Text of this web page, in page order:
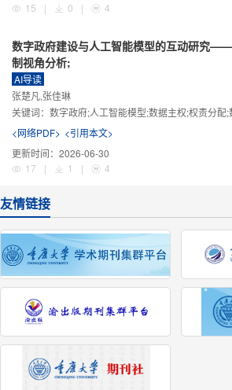
15
| 0 | 4
数字政府建设与人工智能模型的互动研究
制视角分析;
AI导读
张楚凡,张佳琳
关键词： 数字政府;人工智能模型;数据主权;权责分配;
<网络PDF> <引用本文>
更新时间： 2026-06-30
17
| 1 | 4
友情链接